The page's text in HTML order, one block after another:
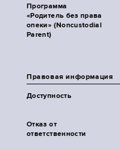
Программа
«Родитель без права
опеки» (Noncustodial
Parent)
Правовая информация
Доступность
Отказ от
ответственности